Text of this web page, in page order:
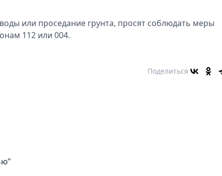
или проседание грунта, просят соблюдать меры
112 или 004.
Поделиться